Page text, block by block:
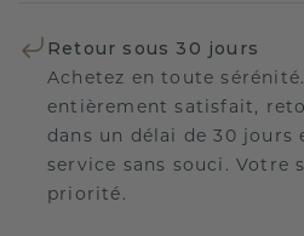
Retour sous 30 jours
Achetez en toute
entièrement satisfait,
dans un délai de 30 jours
service sans souci. Votre
priorité.